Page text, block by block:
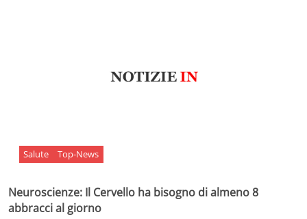
Salute Top-News
Neuroscienze: Il Cervello ha bisogno di almeno 8
abbracci al giorno